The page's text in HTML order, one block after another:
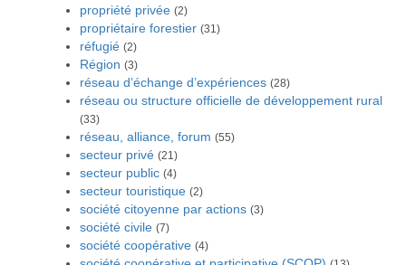
propriété privée (2)
propriétaire forestier (31)
réfugié (2)
Région (3)
réseau d’échange d’expériences (28)
réseau ou structure officielle de développement rural
(33)
réseau, alliance, forum (55)
secteur privé (21)
secteur public (4)
secteur touristique (2)
société citoyenne par actions (3)
société civile (7)
société coopérative (4)